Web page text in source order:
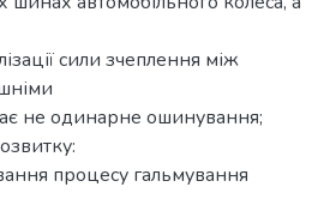
сили зчеплення між
не одинарне ошинування;
процесу гальмування